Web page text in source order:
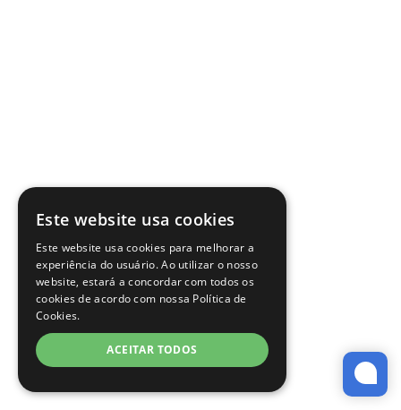
Este website usa cookies
Este website usa cookies para melhorar a
experiência do usuário. Ao utilizar o nosso
website, estará a concordar com todos os
cookies de acordo com nossa Política de
Cookies.
ACEITAR TODOS